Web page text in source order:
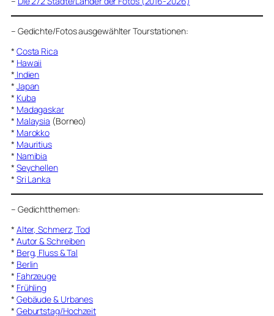
– Gedichte/Fotos ausgewählter Tourstationen:
* Costa Rica
* Hawaii
* Indien
* Japan
* Kuba
* Madagaskar
* Malaysia (Borneo)
* Marokko
* Mauritius
* Namibia
* Seychellen
* Sri Lanka
– Gedichtthemen:
* Alter, Schmerz, Tod
* Autor & Schreiben
* Berg, Fluss & Tal
* Berlin
* Fahrzeuge
* Frühling
* Gebäude & Urbanes
* Geburtstag/Hochzeit